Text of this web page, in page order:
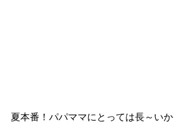
夏本番！パパママにとっては長～いか